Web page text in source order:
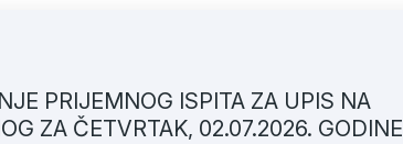
PRIJEMNOG ISPITA ZA UPIS NA
ZA ČETVRTAK, 02.07.2026. GODINE